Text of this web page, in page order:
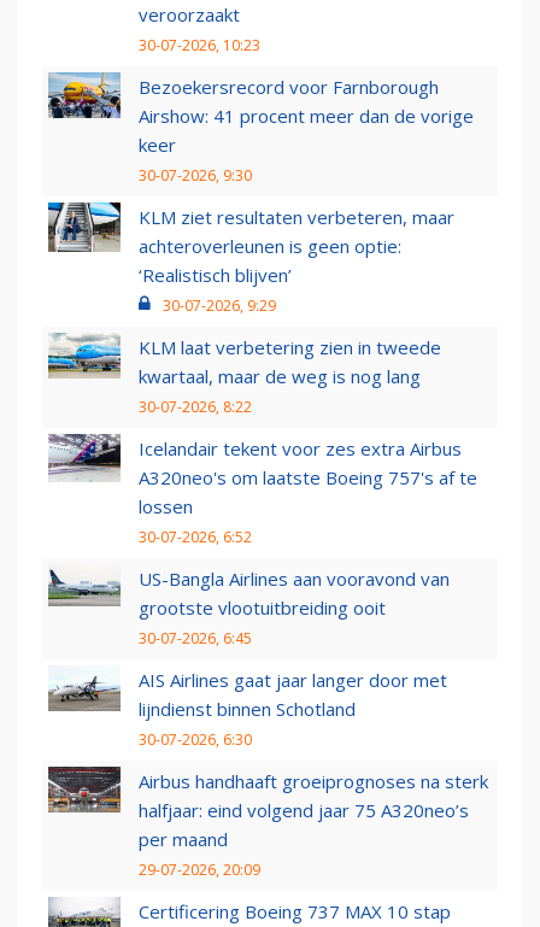
veroorzaakt
30-07-2026, 10:23
Bezoekersrecord voor Farnborough
Airshow: 41 procent meer dan de vorige
keer
30-07-2026, 9:30
KLM ziet resultaten verbeteren, maar
achteroverleunen is geen optie:
‘Realistisch blijven’
30-07-2026, 9:29
KLM laat verbetering zien in tweede
kwartaal, maar de weg is nog lang
30-07-2026, 8:22
Icelandair tekent voor zes extra Airbus
A320neo's om laatste Boeing 757's af te
lossen
30-07-2026, 6:52
US-Bangla Airlines aan vooravond van
grootste vlootuitbreiding ooit
30-07-2026, 6:45
AIS Airlines gaat jaar langer door met
lijndienst binnen Schotland
30-07-2026, 6:30
Airbus handhaaft groeiprognoses na sterk
halfjaar: eind volgend jaar 75 A320neo’s
per maand
29-07-2026, 20:09
Certificering Boeing 737 MAX 10 stap